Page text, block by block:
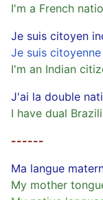
I'm a French
Je suis citoyen
Je suis citoyenne
I'm an Indian
J'ai la double
I have dual
------
Ma langue
My mother